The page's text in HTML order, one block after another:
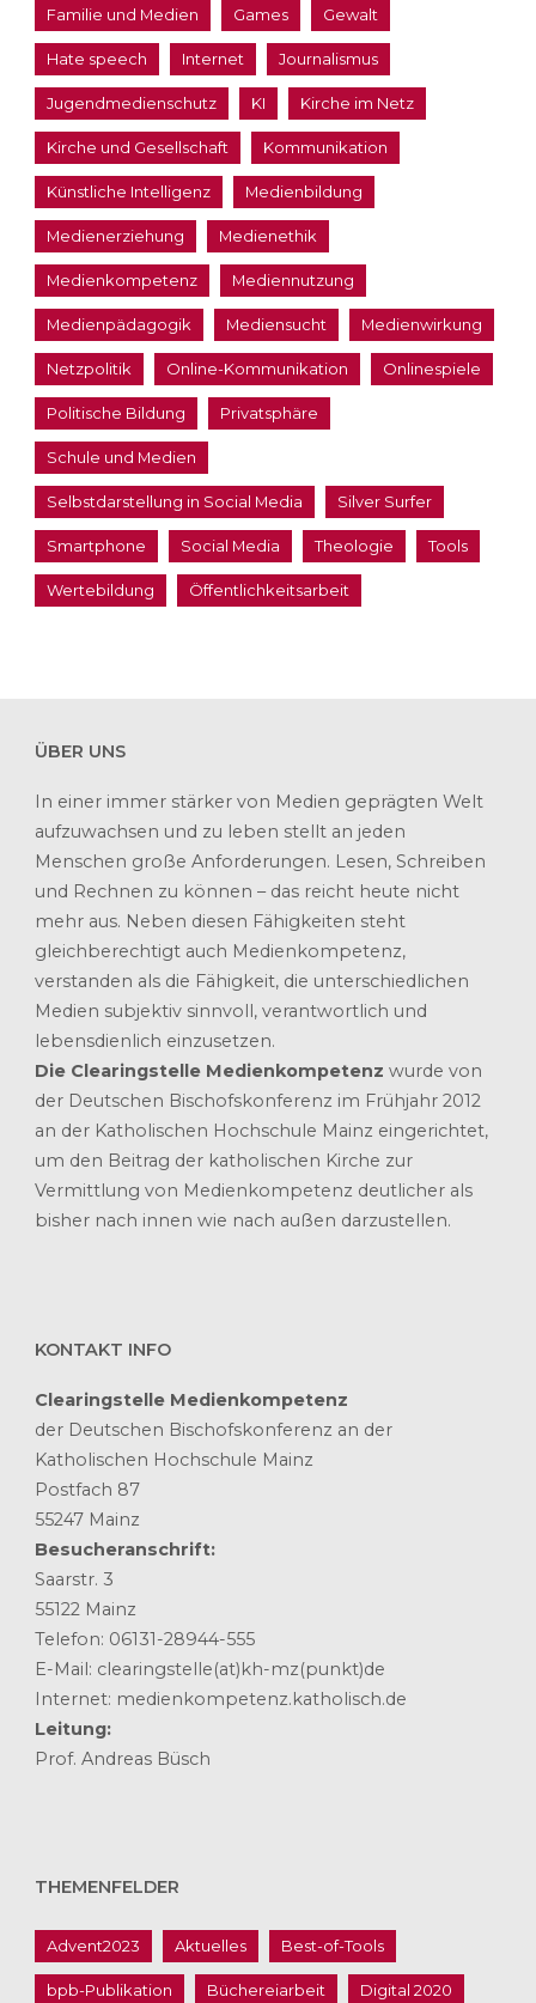
Familie und Medien Games Gewalt
Hate speech Internet Journalismus
Jugendmedienschutz KI Kirche im Netz
Kirche und Gesellschaft Kommunikation
Künstliche Intelligenz Medienbildung
Medienerziehung Medienethik
Medienkompetenz Mediennutzung
Medienpädagogik Mediensucht Medienwirkung
Netzpolitik Online-Kommunikation Onlinespiele
Politische Bildung Privatsphäre
Schule und Medien
Selbstdarstellung in Social Media Silver Surfer
Smartphone Social Media Theologie Tools
Wertebildung Öffentlichkeitsarbeit
ÜBER UNS
In einer immer stärker von Medien geprägten Welt
aufzuwachsen und zu leben stellt an jeden
Menschen große Anforderungen. Lesen, Schreiben
und Rechnen zu können – das reicht heute nicht
mehr aus. Neben diesen Fähigkeiten steht
gleichberechtigt auch Medienkompetenz,
verstanden als die Fähigkeit, die unterschiedlichen
Medien subjektiv sinnvoll, verantwortlich und
lebensdienlich einzusetzen.
Die Clearingstelle Medienkompetenz wurde von
der Deutschen Bischofskonferenz im Frühjahr 2012
an der Katholischen Hochschule Mainz eingerichtet,
um den Beitrag der katholischen Kirche zur
Vermittlung von Medienkompetenz deutlicher als
bisher nach innen wie nach außen darzustellen.
KONTAKT INFO
Clearingstelle Medienkompetenz
der Deutschen Bischofskonferenz an der
Katholischen Hochschule Mainz
Postfach 87
55247 Mainz
Besucheranschrift:
Saarstr. 3
55122 Mainz
Telefon: 06131-28944-555
E-Mail: clearingstelle(at)kh-mz(punkt)de
Internet: medienkompetenz.katholisch.de
Leitung:
Prof. Andreas Büsch
THEMENFELDER
Advent2023 Aktuelles Best-of-Tools
bpb-Publikation Büchereiarbeit Digital 2020